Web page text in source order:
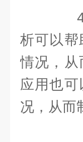
4
析可以帮
情况，从
应用也
况，从而